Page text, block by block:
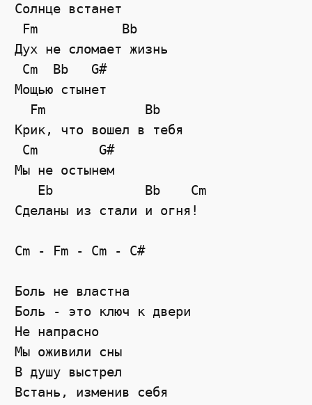
Солнце встанет
Fm           Bb
Дух не сломает жизнь
Cm  Bb   G#
Мощью стынет
  Fm             Bb
Крик, что вошел в тебя
Cm        G#
Мы не остынем
   Eb            Bb    Cm
Сделаны из стали и огня!
Cm - Fm - Cm - C#
Боль не властна
Боль - это ключ к двери
Не напрасно
Мы оживили сны
В душу выстрел
Встань, изменив себя